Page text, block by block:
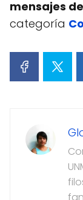
mensajes
categoría